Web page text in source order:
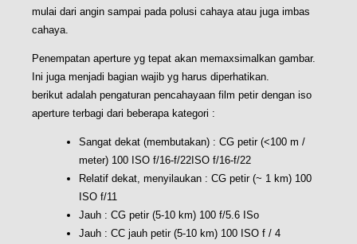
mulai dari angin sampai pada polusi cahaya atau juga imbas
cahaya.
Penempatan aperture yg tepat akan memaxsimalkan gambar.
Ini juga menjadi bagian wajib yg harus diperhatikan.
berikut adalah pengaturan pencahayaan film petir dengan iso
aperture terbagi dari beberapa kategori :
Sangat dekat (membutakan) : CG petir (<100 m /
meter) 100 ISO f/16-f/22ISO f/16-f/22
Relatif dekat, menyilaukan : CG petir (~ 1 km) 100
ISO f/11
Jauh : CG petir (5-10 km) 100 f/5.6 ISo
Jauh : CC jauh petir (5-10 km) 100 ISO f / 4